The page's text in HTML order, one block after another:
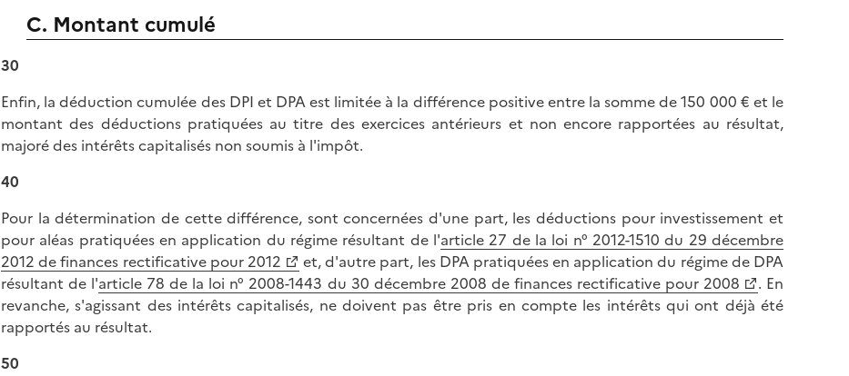
C. Montant cumulé
30
Enfin, la déduction cumulée des DPI et DPA est limitée à la différence positive entre la somme de 150 000 € et le
montant des déductions pratiquées au titre des exercices antérieurs et non encore rapportées au résultat,
majoré des intérêts capitalisés non soumis à l'impôt.
40
Pour la détermination de cette différence, sont concernées d'une part, les déductions pour investissement et
pour aléas pratiquées en application du régime résultant de l'article 27 de la loi n° 2012-1510 du 29 décembre
2012 de finances rectificative pour 2012
et, d'autre part, les DPA pratiquées en application du régime de DPA
résultant de l'article 78 de la loi n° 2008-1443 du 30 décembre 2008 de finances rectificative pour 2008
. En
revanche, s'agissant des intérêts capitalisés, ne doivent pas être pris en compte les intérêts qui ont déjà été
rapportés au résultat.
50